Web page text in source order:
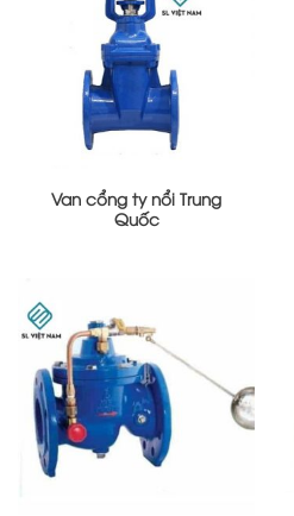
Van cổng ty nổi Trung
Quốc